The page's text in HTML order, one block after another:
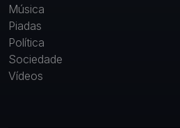
Música
Piadas
Política
Sociedade
Vídeos